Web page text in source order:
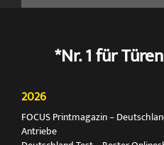
*Nr. 1 für
2026
FOCUS Printmagazin –
Antriebe